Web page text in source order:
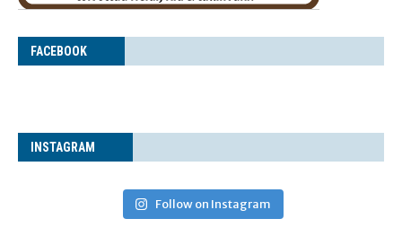
FACE­BOOK
INS­TA­GRAM
Follow on Instagram